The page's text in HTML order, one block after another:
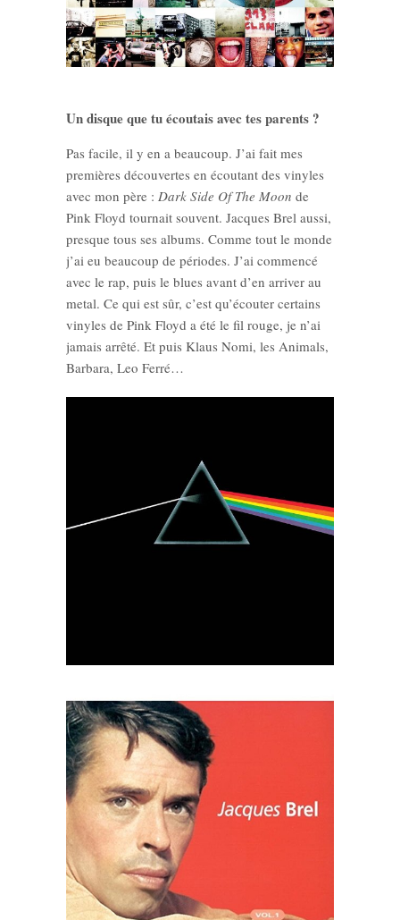
Un disque que tu écoutais avec tes parents ?
Pas facile, il y en a beaucoup. J’ai fait mes
premières découvertes en écoutant des vinyles
avec mon père : Dark Side Of The Moon de
Pink Floyd tournait souvent. Jacques Brel aussi,
presque tous ses albums. Comme tout le monde
j’ai eu beaucoup de périodes. J’ai commencé
avec le rap, puis le blues avant d’en arriver au
metal. Ce qui est sûr, c’est qu’écouter certains
vinyles de Pink Floyd a été le fil rouge, je n’ai
jamais arrêté. Et puis Klaus Nomi, les Animals,
Barbara, Leo Ferré…